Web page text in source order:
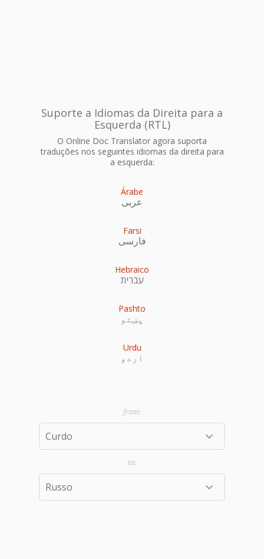
Suporte a Idiomas da Direita para a
Esquerda (RTL)
O Online Doc Translator agora suporta
traduções nos seguintes idiomas da direita para
a esquerda:
Árabe
عربى
Farsi
فارسی
Hebraico
עִברִית
Pashto
پښتو
Urdu
اردو